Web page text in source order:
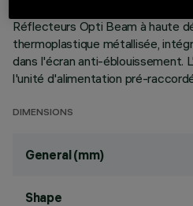
Réflecteurs Opti Beam à haute
thermoplastique métallisée,
dans l'écran anti-éblouissement.
l'unité d'alimentation pré-
DIMENSIONS
General (mm)
Shape